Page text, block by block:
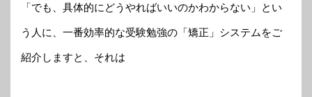
「でも、具体的にどうやればいいのかわからない」とい
う人に、一番効率的な受験勉強の「矯正」システムをご
紹介しますと、それは